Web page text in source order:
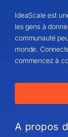
IdeaScale est
les gens à
communauté
monde.
commencez à
A propos